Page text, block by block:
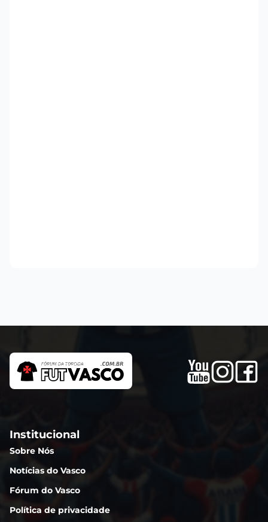
Institucional
Sobre Nós
Notícias do Vasco
Fórum do Vasco
Política de privacidade